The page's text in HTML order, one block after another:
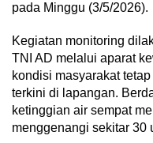
pada Minggu (3/5/2026).
Kegiatan monitoring
TNI AD melalui aparat
kondisi masyarakat
terkini di lapangan.
ketinggian air sempat
menggenangi sekitar 30